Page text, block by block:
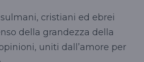
cristiani ed ebrei
della grandezza della
uniti dall’amore per